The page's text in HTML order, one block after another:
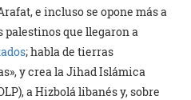
e incluso se opone más a
palestinos que llegaron a
; habla de tierras
y crea la Jihad Islámica
a Hizbolá libanés y, sobre